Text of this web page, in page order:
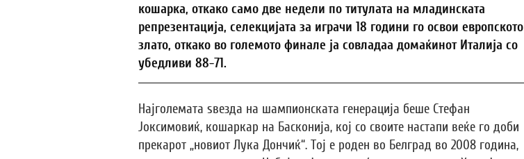
кошарка, откако само две недели по титулата на младинската
репрезентација, селекцијата за играчи 18 години го освои европското
злато, откако во големото финале ја совладаа домаќинот Италија со
убедливи 88-71.
Најголемата ѕвезда на шампионската генерација беше Стефан
Јоксимовиќ, кошаркар на Басконија, кој со своите настапи веќе го доби
прекарот „новиот Лука Дончиќ“. Тој е роден во Белград во 2008 година,